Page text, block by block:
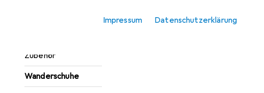
Impressum Datenschutzerklärung
Zubehör
Wanderschuhe